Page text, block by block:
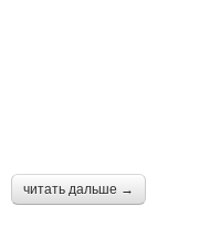
читать дальше →